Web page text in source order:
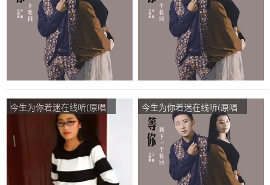
今生为你着迷在线听(原唱
是王馨/石雪峰)，爱你一生
演唱点播:123次
今生为你着迷在线听(原唱
是王馨/石雪峰)，春花演唱
点播:48次